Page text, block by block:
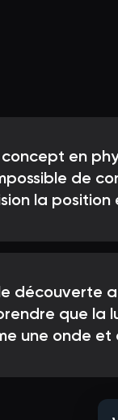
en
de
la position
découverte
que la
une onde et